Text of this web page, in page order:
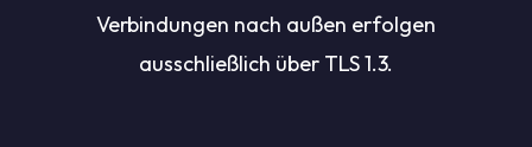
Verbindungen nach außen erfolgen
ausschließlich über TLS 1.3.